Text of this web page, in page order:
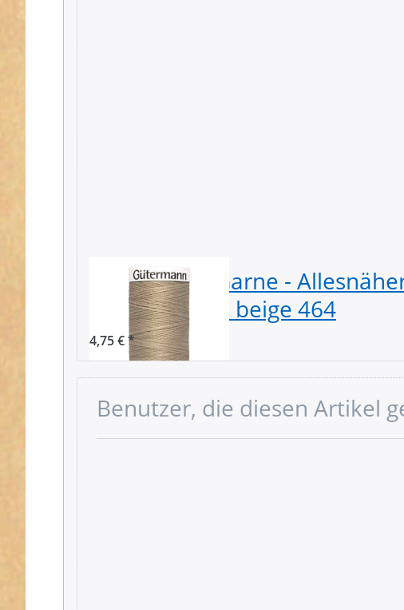
Gütermann Garne -
Spule - Farbe: beige 464
4,75 € *
Benutzer, die diesen Artikel